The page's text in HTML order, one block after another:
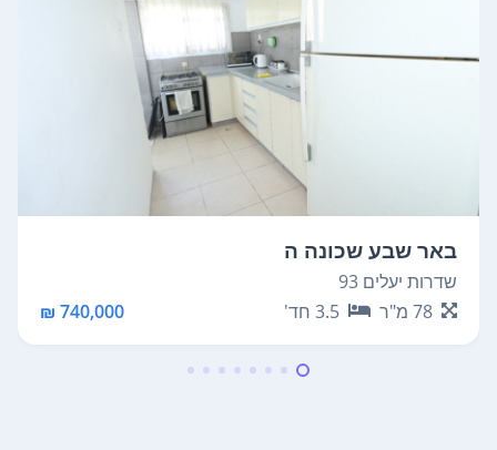
באר שבע שכונה ה
שדרות יעלים 93
78 מ"ר 3.5 חד' 740,000 ₪